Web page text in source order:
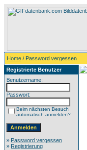
Home / Password vergessen
Registrierte Benutzer
Benutzername:
Passwort:
Beim nächsten Besuch
automatisch anmelden?
» Password vergessen
» Registrierung